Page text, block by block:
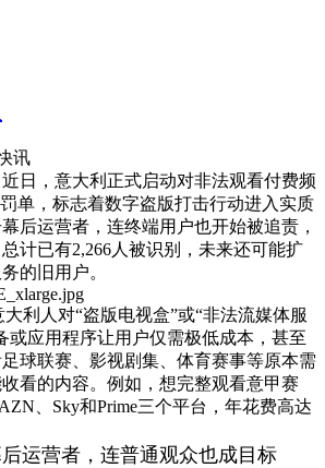
讯
日，意大利正式启动对非法观看付费频
单，标志着数字盗版打击行动进入实质
后运营者，连终端用户也开始被追责，
计已有2,266人被识别，未来还可能扩
的旧用户。
大利人对“盗版电视盒”或“非法流媒体服
或应用程序让用户仅需极低成本，甚至
球联赛、影视剧集、体育赛事等原本需
看的内容。例如，想完整观看意甲赛
、Sky和Prime三个平台，年花费高达
运营者，连普通观众也成目标